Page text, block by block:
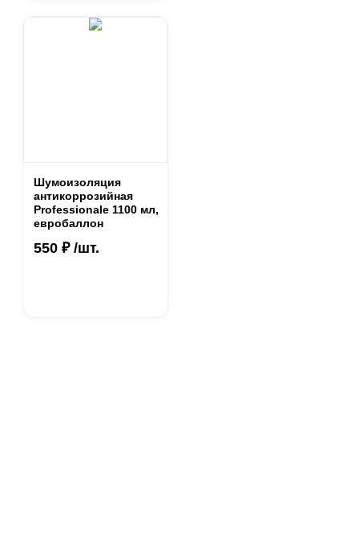
Шумоизоляция
антикоррозийная
Professionale 1100 мл,
евробаллон
550 ₽ /шт.